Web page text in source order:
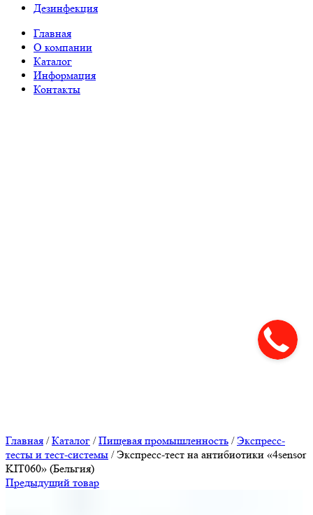
Дезинфекция
Главная
О компании
Каталог
Информация
Контакты
Главная /Каталог /Пищевая промышленность /Экспресс-
тесты и тест-системы /Экспресс-тест на антибиотики «4sensor
KIT060» (Бельгия)
Предыдущий товар